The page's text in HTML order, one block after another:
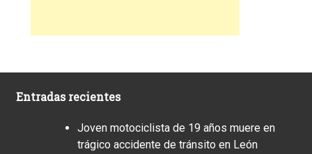
Entradas recientes
Joven motociclista de 19 años muere en
trágico accidente de tránsito en León